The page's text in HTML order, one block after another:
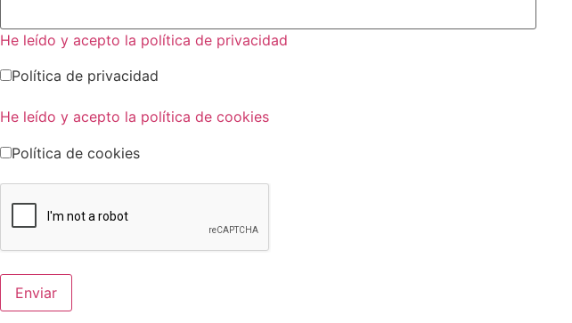
He leído y acepto la política de privacidad
Política de privacidad
He leído y acepto la política de cookies
Política de cookies